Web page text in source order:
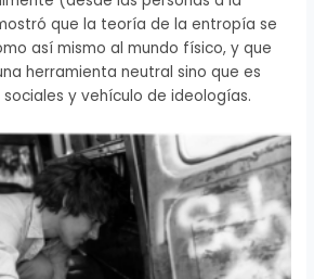
que la teoría de la entropía se
así mismo al mundo físico, y que
herramienta neutral sino que es
y vehículo de ideologías.